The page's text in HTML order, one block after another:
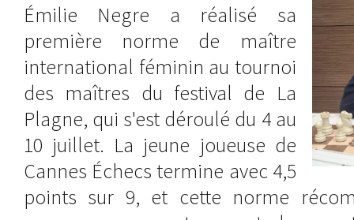
Émilie Negre a réalisé sa
première norme de maître
international féminin au tournoi
des maîtres du festival de La
Plagne, qui s'est déroulé du 4 au
10 juillet. La jeune joueuse de
Cannes Échecs termine avec 4,5
points sur 9, et cette norme